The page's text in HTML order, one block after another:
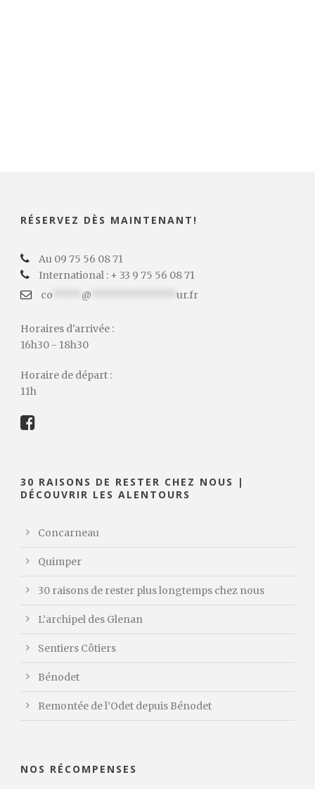
RÉSERVEZ DÈS MAINTENANT!
Au 09 75 56 08 71
International : + 33 9 75 56 08 71
co
@ ur.fr
Horaires d'arrivée :
16h30 - 18h30
Horaire de départ :
11h
30 RAISONS DE RESTER CHEZ NOUS |
DÉCOUVRIR LES ALENTOURS
Concarneau
Quimper
30 raisons de rester plus longtemps chez nous
L’archipel des Glenan
Sentiers Côtiers
Bénodet
Remontée de l’Odet depuis Bénodet
NOS RÉCOMPENSES